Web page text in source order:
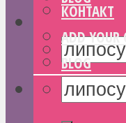
КОНТАКТ
ADD YOUR
BLOG